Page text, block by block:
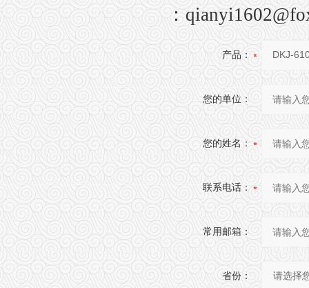
：
产品：
您的单位：
您的姓名：
联系电话：
常用邮箱：
省份：